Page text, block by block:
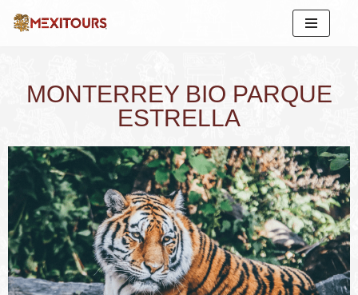
MONTERREY BIO PARQUE
ESTRELLA